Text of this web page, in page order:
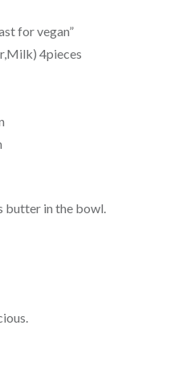
for vegan”
4pieces
butter in the bowl.